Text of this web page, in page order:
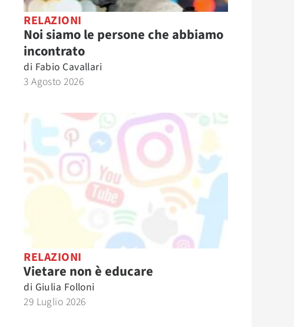
RELAZIONI
Noi siamo le persone che abbiamo
incontrato
di Fabio Cavallari
3 Agosto 2026
RELAZIONI
Vietare non è educare
di Giulia Folloni
29 Luglio 2026